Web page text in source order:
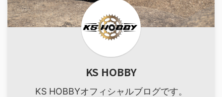
KS HOBBY
KS HOBBYオフィシャルブログです。